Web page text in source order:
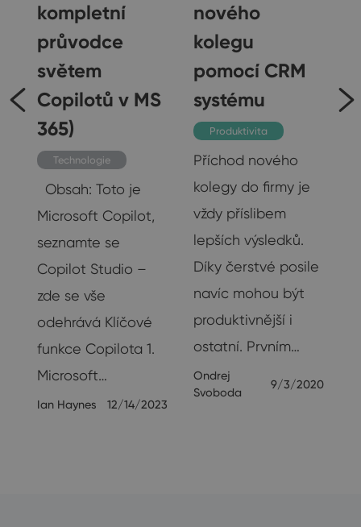
kompletní
průvodce
světem
Copilotů v MS
365)
Technologie
Obsah: Toto je
Microsoft Copilot,
seznamte se
Copilot Studio –
zde se vše
odehrává Klíčové
funkce Copilota 1.
Microsoft…
Ian Haynes 12/14/2023
nového
kolegu
pomocí CRM
systému
Produktivita
Příchod nového
kolegy do firmy je
vždy příslibem
lepších výsledků.
Díky čerstvé posile
navíc mohou být
produktivnější i
ostatní. Prvním…
Ondrej
Svoboda
9/3/2020